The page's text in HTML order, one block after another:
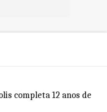
completa 12 anos de